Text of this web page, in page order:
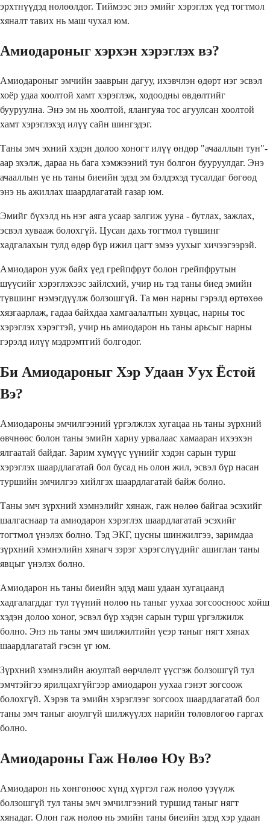
эрхтнүүдэд нөлөөлдөг. Тиймээс энэ эмийг хэрэглэх үед тогтмол
хяналт тавих нь маш чухал юм.
Амиодароныг хэрхэн хэрэглэх вэ?
Амиодароныг эмчийн зааврын дагуу, ихэвчлэн өдөрт нэг эсвэл
хоёр удаа хоолтой хамт хэрэглэж, ходоодны өвдөлтийг
бууруулна. Энэ эм нь хоолтой, ялангуяа тос агуулсан хоолтой
хамт хэрэглэхэд илүү сайн шингэдэг.
Таны эмч эхний хэдэн долоо хоногт илүү өндөр "ачааллын тун"-
аар эхэлж, дараа нь бага хэмжээний тун болгон бууруулдаг. Энэ
ачааллын үе нь таны биеийн эдэд эм бэлдэхэд тусалдаг бөгөөд
энэ нь ажиллах шаардлагатай газар юм.
Эмийг бүхэлд нь нэг аяга усаар залгиж ууна - бутлах, зажлах,
эсвэл хувааж болохгүй. Цусан дахь тогтмол түвшинг
хадгалахын тулд өдөр бүр ижил цагт эмээ уухыг хичээгээрэй.
Амиодарон ууж байх үед грейпфрут болон грейпфрутын
шүүсийг хэрэглэхээс зайлсхий, учир нь тэд таны биед эмийн
түвшинг нэмэгдүүлж болзошгүй. Та мөн нарны гэрэлд өртөхөө
хязгаарлаж, гадаа байхдаа хамгаалалтын хувцас, нарны тос
хэрэглэх хэрэгтэй, учир нь амиодарон нь таны арьсыг нарны
гэрэлд илүү мэдрэмтгий болгодог.
Би Амиодароныг Хэр Удаан Уух Ёстой
Вэ?
Амиодароны эмчилгээний үргэлжлэх хугацаа нь таны зүрхний
өвчнөөс болон таны эмийн хариу урвалаас хамааран ихээхэн
ялгаатай байдаг. Зарим хүмүүс үүнийг хэдэн сарын турш
хэрэглэх шаардлагатай бол бусад нь олон жил, эсвэл бүр насан
туршийн эмчилгээ хийлгэх шаардлагатай байж болно.
Таны эмч зүрхний хэмнэлийг хянаж, гаж нөлөө байгаа эсэхийг
шалгаснаар та амиодарон хэрэглэх шаардлагатай эсэхийг
тогтмол үнэлэх болно. Тэд ЭКГ, цусны шинжилгээ, заримдаа
зүрхний хэмнэлийн хянагч зэрэг хэрэгслүүдийг ашиглан таны
явцыг үнэлэх болно.
Амиодарон нь таны биеийн эдэд маш удаан хугацаанд
хадгалагддаг тул түүний нөлөө нь таныг уухаа зогсоосноос хойш
хэдэн долоо хоног, эсвэл бүр хэдэн сарын турш үргэлжилж
болно. Энэ нь таны эмч шилжилтийн үеэр таныг нягт хянах
шаардлагатай гэсэн үг юм.
Зүрхний хэмнэлийн аюултай өөрчлөлт үүсгэж болзошгүй тул
эмчтэйгээ ярилцахгүйгээр амиодарон уухаа гэнэт зогсоож
болохгүй. Хэрэв та эмийн хэрэглээг зогсоох шаардлагатай бол
таны эмч таныг аюулгүй шилжүүлэх нарийн төлөвлөгөө гаргах
болно.
Амиодароны Гаж Нөлөө Юу Вэ?
Амиодарон нь хөнгөнөөс хүнд хүртэл гаж нөлөө үзүүлж
болзошгүй тул таны эмч эмчилгээний туршид таныг нягт
хянадаг. Олон гаж нөлөө нь эмийн таны биеийн эдэд хэр удаан